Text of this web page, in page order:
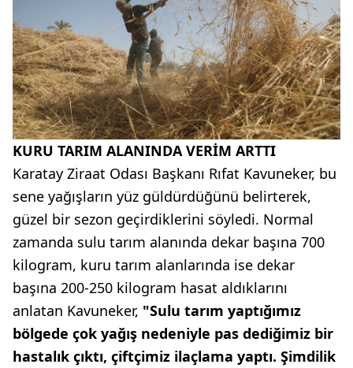
KURU TARIM ALANINDA VERİM ARTTI
Karatay Ziraat Odası Başkanı Rıfat Kavuneker, bu
sene yağışların yüz güldürdüğünü belirterek,
güzel bir sezon geçirdiklerini söyledi. Normal
zamanda sulu tarım alanında dekar başına 700
kilogram, kuru tarım alanlarında ise dekar
başına 200-250 kilogram hasat aldıklarını
anlatan Kavuneker, "Sulu tarım yaptığımız
bölgede çok yağış nedeniyle pas dediğimiz bir
hastalık çıktı, çiftçimiz ilaçlama yaptı. Şimdilik